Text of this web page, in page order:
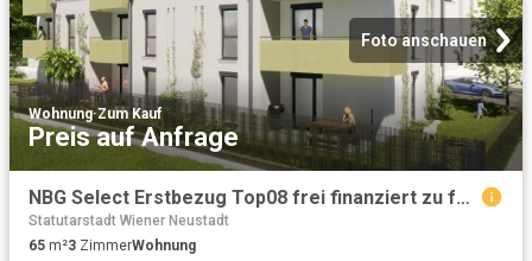
Foto anschauen
Wohnung·Zum Kauf
Preis auf Anfrage
NBG Select Erstbezug Top08 frei finanziert zu fairen Kosten Eigentum verfügbar Ende 3. Quartal 2027
Statutarstadt Wiener Neustadt
65 m²3 ZimmerWohnung